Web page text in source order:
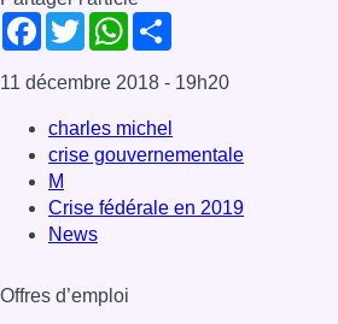
Facebook
TwitterWhatsApp
11 décembre 2018 - 19h20
charles michel
crise gouvernementale
M
Crise fédérale en 2019
News
Offres d’emploi